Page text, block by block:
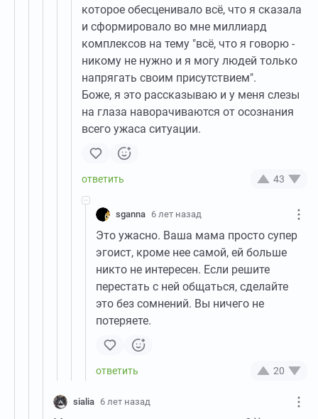
которое обесценивало всё, что я сказала
и сформировало во мне миллиард
комплексов на тему "всё, что я говорю -
никому не нужно и я могу людей только
напрягать своим присутствием".
Боже, я это рассказываю и у меня слезы
на глаза наворачиваются от осознания
всего ужаса ситуации.
43
sganna 6 лет назад
Это ужасно. Ваша мама просто супер
эгоист, кроме нее самой, ей больше
никто не интересен. Если решите
перестать с ней общаться, сделайте
это без сомнений. Вы ничего не
потеряете.
20
sialia 6 лет назад